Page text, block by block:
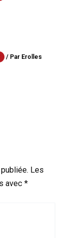
/ Par Erolles
Les
avec *